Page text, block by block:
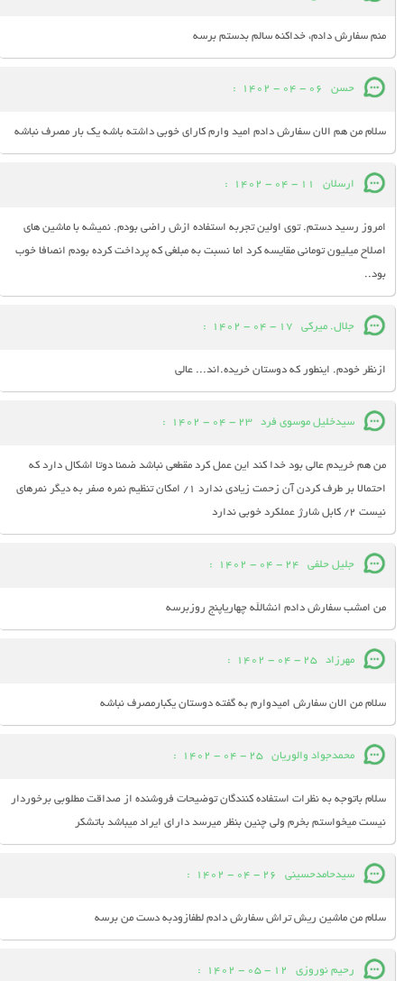
منم سفارش دادم، خداکنه سالم بدستم برسه
حسن 06 - 04 - 1402
:
سلام من هم الان سفارش دادم امید وارم کارای خوبی داشته باشه یک بار مصرف نباشه
ارسلان 11 - 04 - 1402
:
امروز رسید دستم. توی اولین تجربه استفاده ازش راضی بودم. نمیشه با ماشین های
اصلاح میلیون تومانی مقایسه کرد اما نسبت به مبلغی که پرداخت کرده بودم انصافا خوب
بود..
جلال. میرکی 17 - 04 - 1402
:
ازنظر خودم. اینطور که دوستان خریده.اند... عالی
سیدخلیل موسوی فرد 23 - 04 - 1402
:
من هم خریدم عالی بود خدا کند این عمل کرد مقطعی نباشد ضمنا دوتا اشکال دارد که
احتمالا بر طرف کردن آن زحمت زیادی ندارد ۱/ امکان تنظیم نمره صفر به دیگر نمرهای
نیست ۲/ کابل شارژ عملکرد خوبی ندارد
جلیل حلفی 24 - 04 - 1402
:
من امشب سفارش دادم انشالله چهاریاپنج روزبرسه
مهرزاد 25 - 04 - 1402
:
سلام من الان سفارش امیدوارم به گفته دوستان یکبارمصرف نباشه
محمدجواد والوریان 25 - 04 - 1402
:
سلام باتوجه به نظرات استفاده کنندگان توضیحات فروشنده از صداقت مطلوبی برخوردار
نیست میخواستم بخرم ولی چنین بنظر میرسد دارای ایراد میباشد باتشکر
سیدحامدحسینی 26 - 04 - 1402
:
سلام من ماشین ریش تراش سفارش دادم لطفازودبه دست من برسه
رحیم نوروزی 12 - 05 - 1402
: